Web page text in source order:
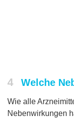
4 Welche
Wie alle
Nebenwirkungen